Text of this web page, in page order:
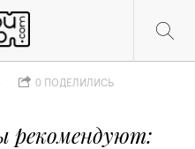
рекомендуют
0 ПОДЕЛИЛИСЬ